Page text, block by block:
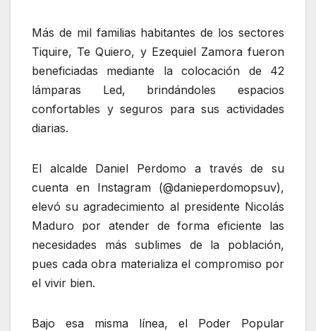
Más de mil familias habitantes de los sectores
Tiquire, Te Quiero, y Ezequiel Zamora fueron
beneficiadas mediante la colocación de 42
lámparas Led, brindándoles espacios
confortables y seguros para sus actividades
diarias.
El alcalde Daniel Perdomo a través de su
cuenta en Instagram (@danieperdomopsuv),
elevó su agradecimiento al presidente Nicolás
Maduro por atender de forma eficiente las
necesidades más sublimes de la población,
pues cada obra materializa el compromiso por
el vivir bien.
Bajo esa misma línea, el Poder Popular